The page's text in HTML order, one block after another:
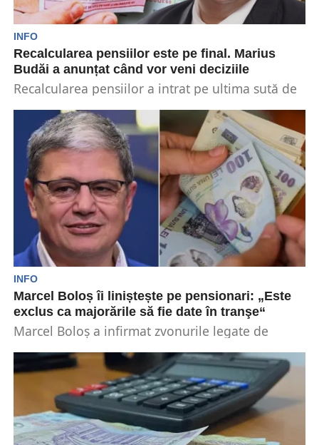
INFO
Recalcularea pensiilor este pe final. Marius
Budăi a anunțat când vor veni deciziile
Recalcularea pensiilor a intrat pe ultima sută de
listele...
INFO
Marcel Boloș îi liniștește pe pensionari: „Este
exclus ca majorările să fie date în tranşe“
Marcel Boloş a infirmat zvonurile legate de
pentru...